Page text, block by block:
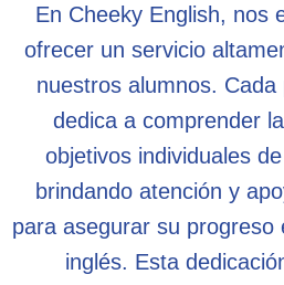
En Cheeky English, nos
ofrecer un servicio
nuestros alumnos.
dedica a comprender
objetivos individuales
brindando atención y
para asegurar su progreso
inglés. Esta